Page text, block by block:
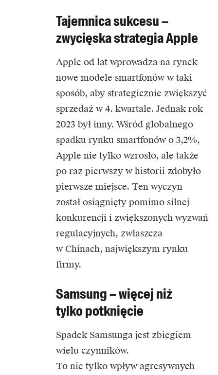
Tajemnica sukcesu –
zwycięska strategia Apple
Apple od lat wprowadza na rynek
nowe modele smartfonów w taki
sposób, aby strategicznie zwiększyć
sprzedaż w 4. kwartale. Jednak rok
2023 był inny. Wśród globalnego
spadku rynku smartfonów o 3,2%,
Apple nie tylko wzrosło, ale także
po raz pierwszy w historii zdobyło
pierwsze miejsce. Ten wyczyn
został osiągnięty pomimo silnej
konkurencji i zwiększonych wyzwań
regulacyjnych, zwłaszcza
w Chinach, największym rynku
firmy.
Samsung – więcej niż
tylko potknięcie
Spadek Samsunga jest zbiegiem
wielu czynników.
To nie tylko wpływ agresywnych